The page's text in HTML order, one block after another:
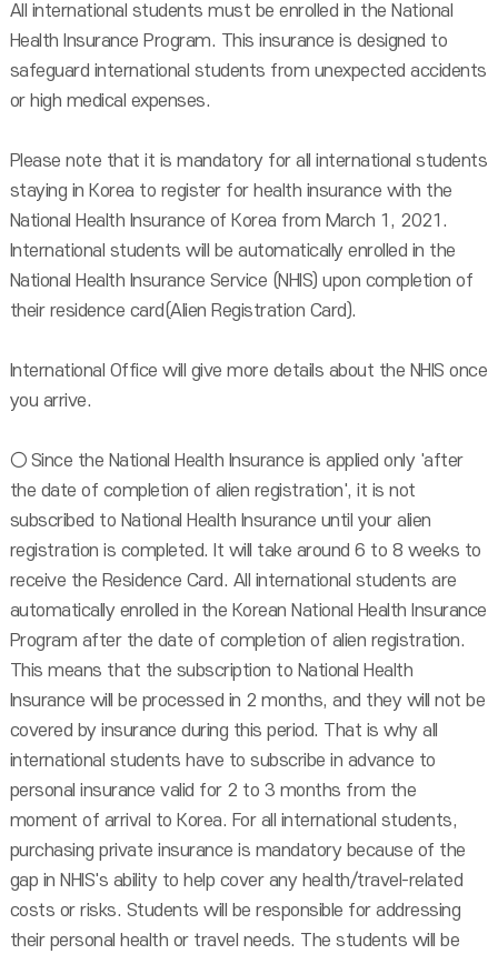
All international students must be enrolled in the National
Health Insurance Program. This insurance is designed to
safeguard international students from unexpected accidents
or high medical expenses.
Please note that it is mandatory for all international students
staying in Korea to register for health insurance with the
National Health Insurance of Korea from March 1, 2021.
International students will be automatically enrolled in the
National Health Insurance Service (NHIS) upon completion of
their residence card(Alien Registration Card).
International Office will give more details about the NHIS once
you arrive.
○ Since the National Health Insurance is applied only 'after
the date of completion of alien registration', it is not
subscribed to National Health Insurance until your alien
registration is completed. It will take around 6 to 8 weeks to
receive the Residence Card. All international students are
automatically enrolled in the Korean National Health Insurance
Program after the date of completion of alien registration.
This means that the subscription to National Health
Insurance will be processed in 2 months, and they will not be
covered by insurance during this period. That is why all
international students have to subscribe in advance to
personal insurance valid for 2 to 3 months from the
moment of arrival to Korea. For all international students,
purchasing private insurance is mandatory because of the
gap in NHIS's ability to help cover any health/travel-related
costs or risks. Students will be responsible for addressing
their personal health or travel needs. The students will be